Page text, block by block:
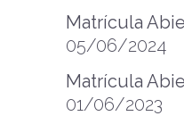
Matrícula
05/06/2024
Matrícula
01/06/2023